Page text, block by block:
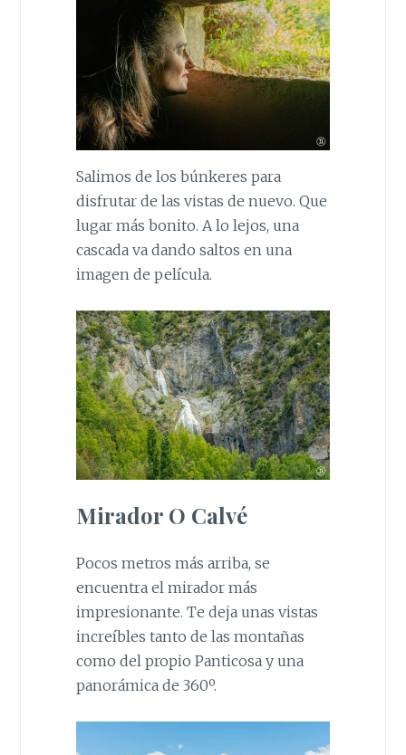
Salimos de los búnkeres para
disfrutar de las vistas de nuevo. Que
lugar más bonito. A lo lejos, una
cascada va dando saltos en una
imagen de película.
Mirador O Calvé
Pocos metros más arriba, se
encuentra el mirador más
impresionante. Te deja unas vistas
increíbles tanto de las montañas
como del propio Panticosa y una
panorámica de 360º.